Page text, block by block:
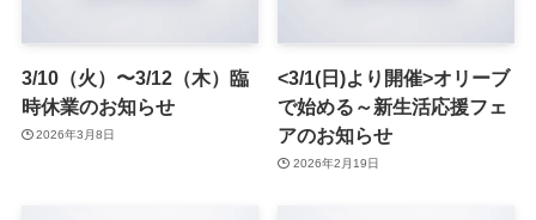
3/10（火）〜3/12（木）臨
時休業のお知らせ
2026年3月8日
<3/1(日)より開催>オリーブ
で始める～新生活応援フェ
アのお知らせ
2026年2月19日